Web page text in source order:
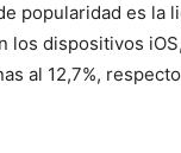
popularidad es
los dispositivos
al 12,7%,